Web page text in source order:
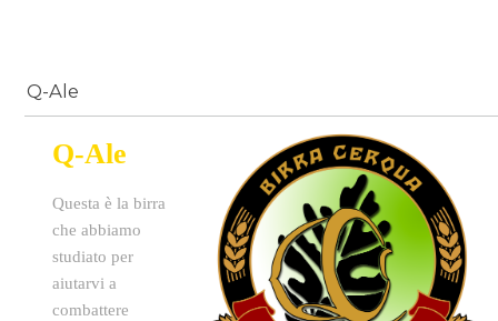
Q-Ale
Q-Ale
Questa è la birra
che abbiamo
studiato per
aiutarvi a
combattere